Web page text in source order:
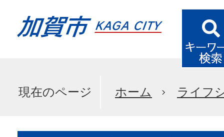
現在のページ ホーム ライフ